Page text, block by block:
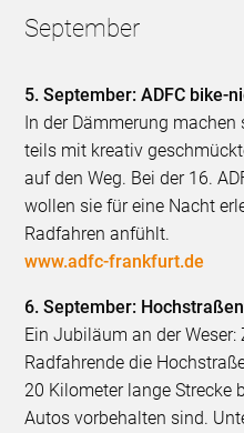
September
5. September: ADFC bike-
In der Dämmerung
teils mit kreativ
auf den Weg. Bei der 16.
wollen sie für eine Nacht
Radfahren anfühlt.
www.adfc-frankfurt.de
6. September:
Ein Jubiläum an der
Radfahrende die
20 Kilometer lange Strecke
Autos vorbehalten sind.